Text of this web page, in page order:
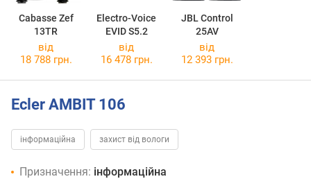
Cabasse Zef
13TR
Electro-Voice
EVID S5.2
JBL Control
25AV
від
18 788 грн.
від
16 478 грн.
від
12 393 грн.
Ecler AMBIT 106
інформаційна захист від вологи
Призначення: інформаційна